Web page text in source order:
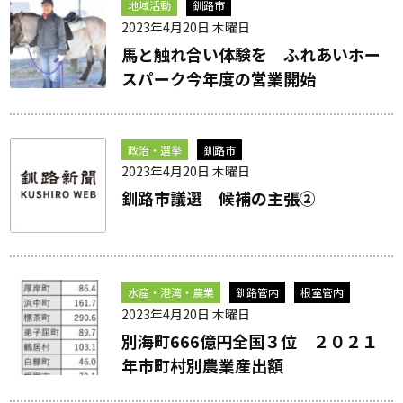
地域活動 釧路市
2023年4月20日 木曜日
馬と触れ合い体験を ふれあいホー
スパーク今年度の営業開始
政治・選挙 釧路市
2023年4月20日 木曜日
釧路市議選 候補の主張②
水産・港湾・農業 釧路管内 根室管内
2023年4月20日 木曜日
別海町666億円全国３位 ２０２１
年市町村別農業産出額